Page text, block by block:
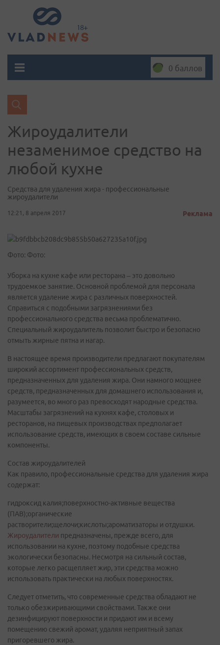
0 баллов
Жироудалители
незаменимое средство на
любой кухне
Средства для удаления жира - профессиональные
жироудалители
12:21, 8 апреля 2017 Реклама
Фото: Фото:
Уборка на кухне кафе или ресторана – это довольно
трудоемкое занятие. Основной проблемой для персонала
является удаление жира с различных поверхностей.
Справиться с подобными загрязнениями без
профессионального средства весьма проблематично.
Специальный жироудалитель позволит быстро и безопасно
отмыть жирные пятна и нагар.
В настоящее время производители предлагают покупателям
широкий ассортимент профессиональных средств,
предназначенных для удаления жира. Они намного мощнее
средств, предназначенных для домашнего использования и,
разумеется, во много раз превосходят народные средства.
Масштабы загрязнений на кухнях кафе, столовых и
ресторанов, на пищевых производствах предполагает
использование средств, имеющих в своем составе сильные
компоненты.
Состав жироудалителей
Как правило, профессиональные средства для удаления жира
содержат:
гидроксид калия;поверхностно-активные вещества
(ПАВ);органические
растворители;щелочи;кислоты;ароматизаторы и отдушки.
Жироудалители предназначены, прежде всего, для
использовании на кухне, поэтому подобные средства
экологически безопасны. Несмотря на сильный состав,
которые легко расщепляет жир, эти средства можно
использовать практически на любых поверхностях.
Следует отметить, что современные средства обладают не
только обезжиривающими свойствами. Также они
дезинфицируют поверхности и придают им и всему
помещению свежий аромат, удаляя неприятный запах
пригоревшего жира.